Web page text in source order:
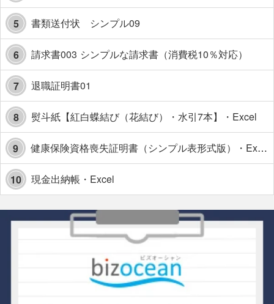
5 書類送付状 シンプル09
6 請求書003 シンプルな請求書（消費税10％対応）
7 退職証明書01
8 熨斗紙【紅白蝶結び（花結び）・水引7本】・Excel
9 健康保険資格喪失証明書（シンプル表形式版）・Excel【見本付き】
10 現金出納帳・Excel